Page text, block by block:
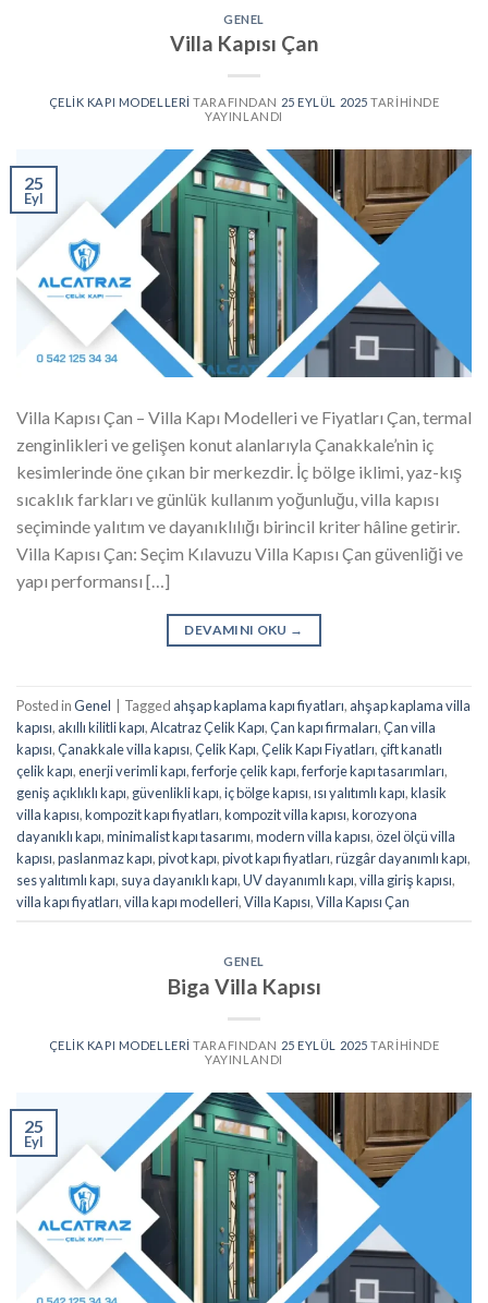
GENEL
Villa Kapısı Çan
ÇELIK KAPI MODELLERI TARAFINDAN 25 EYLÜL 2025 TARIHINDE
YAYINLANDI
25
Eyl
Villa Kapısı Çan – Villa Kapı Modelleri ve Fiyatları Çan, termal
zenginlikleri ve gelişen konut alanlarıyla Çanakkale’nin iç
kesimlerinde öne çıkan bir merkezdir. İç bölge iklimi, yaz-kış
sıcaklık farkları ve günlük kullanım yoğunluğu, villa kapısı
seçiminde yalıtım ve dayanıklılığı birincil kriter hâline getirir.
Villa Kapısı Çan: Seçim Kılavuzu Villa Kapısı Çan güvenliği ve
yapı performansı […]
DEVAMINI OKU →
Posted inGenel Tagged ahşap kaplama kapı fiyatları, ahşap kaplama villa
kapısı, akıllı kilitli kapı,Alcatraz Çelik Kapı,Çan kapı firmaları,Çan villa
kapısı,Çanakkale villa kapısı,Çelik Kapı,Çelik Kapı Fiyatları,çift kanatlı
çelik kapı,enerji verimli kapı,ferforje çelik kapı,ferforje kapı tasarımları,
geniş açıklıklı kapı, güvenlikli kapı,iç bölge kapısı,ısı yalıtımlı kapı,klasik
villa kapısı,kompozit kapı fiyatları,kompozit villa kapısı,korozyona
dayanıklı kapı,minimalist kapı tasarımı,modern villa kapısı,özel ölçü villa
kapısı,paslanmaz kapı,pivot kapı,pivot kapı fiyatları,rüzgâr dayanımlı kapı,
ses yalıtımlı kapı, suya dayanıklı kapı,UV dayanımlı kapı,villa giriş kapısı,
villa kapı fiyatları,villa kapı modelleri,Villa Kapısı,Villa Kapısı Çan
GENEL
Biga Villa Kapısı
ÇELIK KAPI MODELLERI TARAFINDAN 25 EYLÜL 2025 TARIHINDE
YAYINLANDI
25
Eyl